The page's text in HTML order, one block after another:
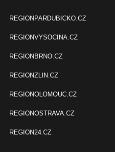
REGIONPARDUBICKO.CZ
REGIONVYSOCINA.CZ
REGIONBRNO.CZ
REGIONZLIN.CZ
REGIONOLOMOUC.CZ
REGIONOSTRAVA.CZ
REGION24.CZ